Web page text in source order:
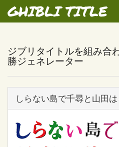
GHIBLI TITLE
ジブリタイトルを組み合
勝ジェネレーター
しらない島で千尋と山田